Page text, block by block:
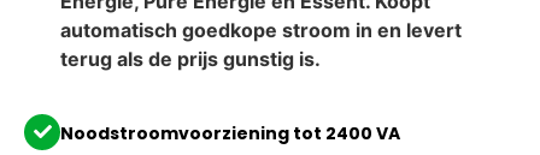
automatisch goedkope stroom in en levert
terug als de prijs gunstig is.
Noodstroomvoorziening tot 2400 VA